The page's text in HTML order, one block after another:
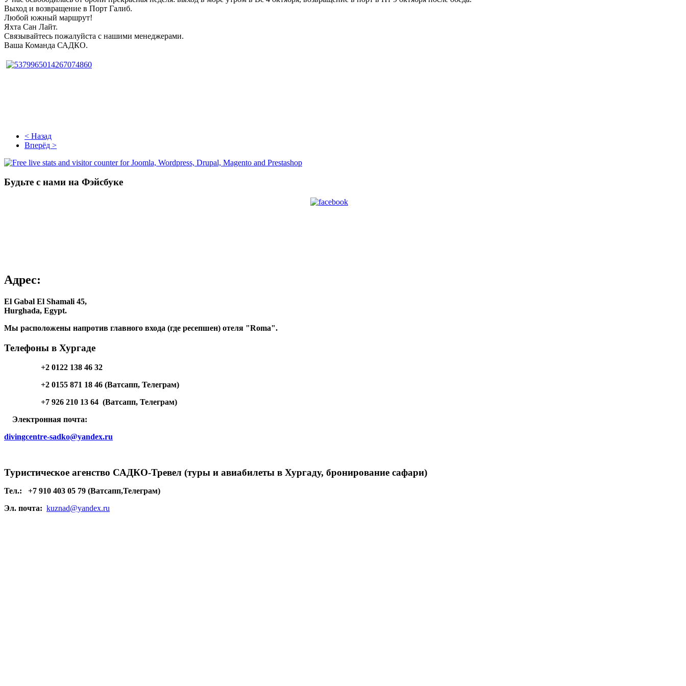
Выход и возвращение в Порт Галиб.
Любой южный маршрут!
Яхта Сан Лайт.
Связывайтесь пожалуйста с нашими менеджерами.
Ваша Команда САДКО.
< Назад
Вперёд >
Будьте с нами на Фэйсбуке
Адрес:
El Gabal El Shamali 45,
Hurghada, Egypt.
Мы расположены напротив главного входа (где ресепшен) отеля "Roma".
Телефоны в Хургаде
+2 0122 138 46 32
+2 0155 871 18 46 (Ватсапп, Телеграм)
+7 926 210 13 64 (Ватсапп, Телеграм)
Электронная почта:
divingcentre-sadko@yandex.ru
Туристическое агенство САДКО-Тревел (туры и авиабилеты в Хургаду, бронирование сафари)
Тел.:
+7 910 403 05 79 (Ватсапп,Телеграм)
Эл. почта: kuznad@yandex.ru